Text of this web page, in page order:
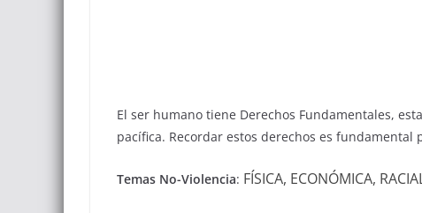
El ser humano tiene Derechos Fundamentales,
pacífica. Recordar estos derechos es fundamental
Temas No-Violencia: FÍSICA, ECONÓMICA,